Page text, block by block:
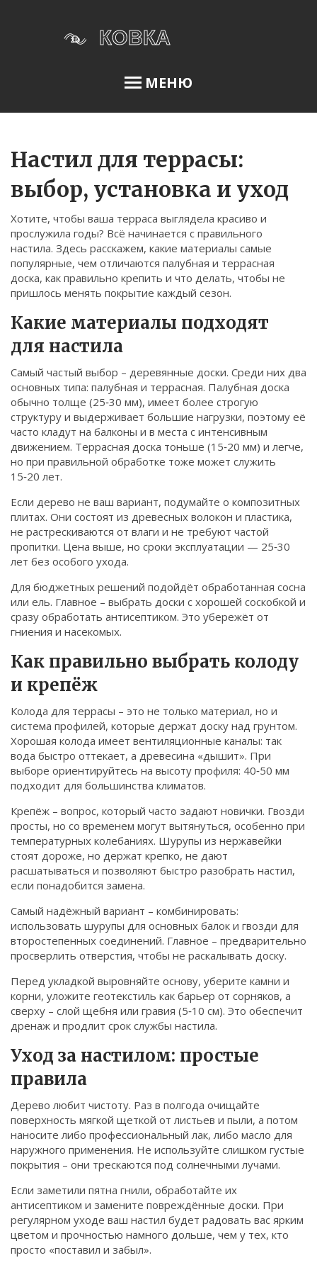
МЕНЮ
Меню
О нас
Условия использования
Политика конфиденциальности
ФЗ-152
Связаться
Настил для террасы:
выбор, установка и уход
Хотите, чтобы ваша терраса выглядела красиво и
прослужила годы? Всё начинается с правильного
настила. Здесь расскажем, какие материалы самые
популярные, чем отличаются палубная и террасная
доска, как правильно крепить и что делать, чтобы не
пришлось менять покрытие каждый сезон.
Какие материалы подходят
для настила
Самый частый выбор – деревянные доски. Среди них два
основных типа: палубная и террасная. Палубная доска
обычно толще (25‑30 мм), имеет более строгую
структуру и выдерживает большие нагрузки, поэтому её
часто кладут на балконы и в места с интенсивным
движением. Террасная доска тоньше (15‑20 мм) и легче,
но при правильной обработке тоже может служить
15‑20 лет.
Если дерево не ваш вариант, подумайте о композитных
плитах. Они состоят из древесных волокон и пластика,
не растрескиваются от влаги и не требуют частой
пропитки. Цена выше, но сроки эксплуатации — 25‑30
лет без особого ухода.
Для бюджетных решений подойдёт обработанная сосна
или ель. Главное – выбрать доски с хорошей соскобкой и
сразу обработать антисептиком. Это убережёт от
гниения и насекомых.
Как правильно выбрать колоду
и крепёж
Колода для террасы – это не только материал, но и
система профилей, которые держат доску над грунтом.
Хорошая колода имеет вентиляционные каналы: так
вода быстро оттекает, а древесина «дышит». При
выборе ориентируйтесь на высоту профиля: 40‑50 мм
подходит для большинства климатов.
Крепёж – вопрос, который часто задают новички. Гвозди
просты, но со временем могут вытянуться, особенно при
температурных колебаниях. Шурупы из нержавейки
стоят дороже, но держат крепко, не дают
расшатываться и позволяют быстро разобрать настил,
если понадобится замена.
Самый надёжный вариант – комбинировать:
использовать шурупы для основных балок и гвозди для
второстепенных соединений. Главное – предварительно
просверлить отверстия, чтобы не раскалывать доску.
Перед укладкой выровняйте основу, уберите камни и
корни, уложите геотекстиль как барьер от сорняков, а
сверху – слой щебня или гравия (5‑10 см). Это обеспечит
дренаж и продлит срок службы настила.
Уход за настилом: простые
правила
Дерево любит чистоту. Раз в полгода очищайте
поверхность мягкой щеткой от листьев и пыли, а потом
наносите либо профессиональный лак, либо масло для
наружного применения. Не используйте слишком густые
покрытия – они трескаются под солнечными лучами.
Если заметили пятна гнили, обработайте их
антисептиком и замените повреждённые доски. При
регулярном уходе ваш настил будет радовать вас ярким
цветом и прочностью намного дольше, чем у тех, кто
просто «поставил и забыл».